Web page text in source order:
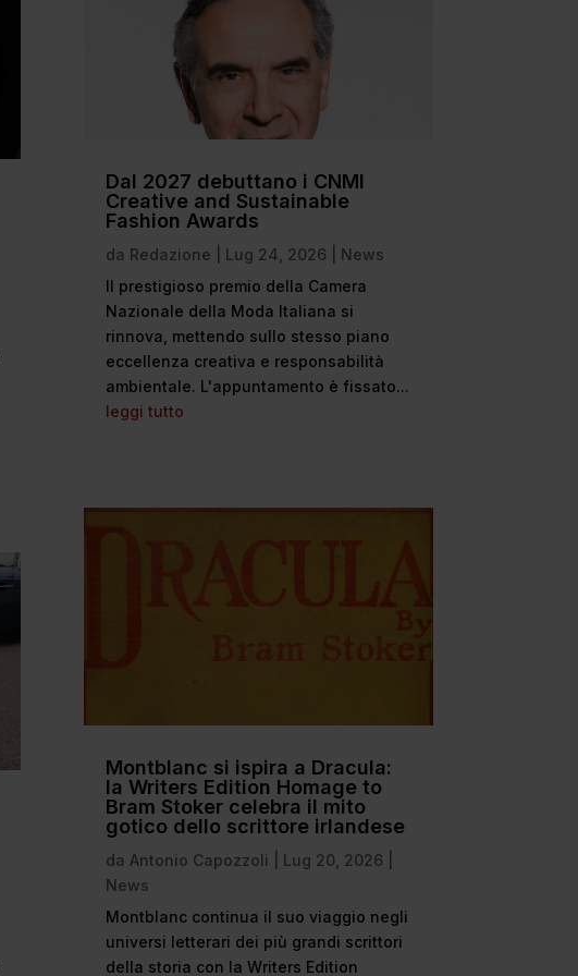
Dal 2027 debuttano i CNMI
Creative and Sustainable
Fashion Awards
da Redazione Lug 24, 2026
News
Il prestigioso premio della Camera
Nazionale della Moda Italiana si
rinnova, mettendo sullo stesso piano
eccellenza creativa e responsabilità
ambientale. L'appuntamento è fissato...
leggi tutto
Montblanc si ispira a Dracula:
la Writers Edition Homage to
Bram Stoker celebra il mito
gotico dello scrittore irlandese
da Antonio Capozzoli Lug 20, 2026
News
Montblanc continua il suo viaggio negli
universi letterari dei più grandi scrittori
della storia con la Writers Edition